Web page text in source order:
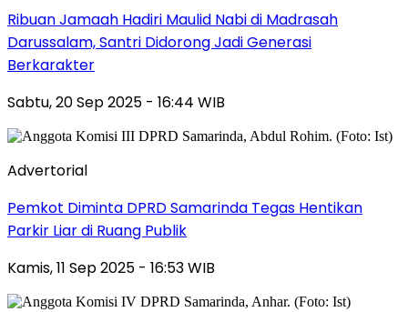
Ribuan Jamaah Hadiri Maulid Nabi di Madrasah
Darussalam, Santri Didorong Jadi Generasi
Berkarakter
Sabtu, 20 Sep 2025 - 16:44 WIB
Advertorial
Pemkot Diminta DPRD Samarinda Tegas Hentikan
Parkir Liar di Ruang Publik
Kamis, 11 Sep 2025 - 16:53 WIB